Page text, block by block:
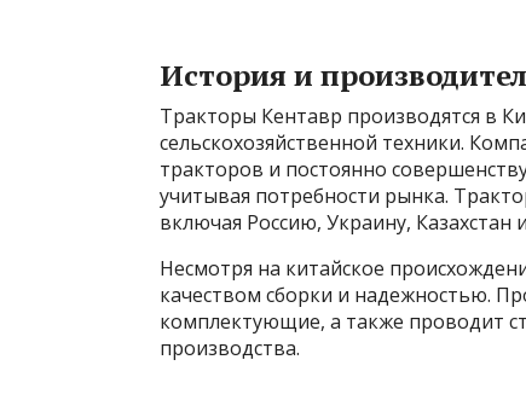
История и
Тракторы Кентавр производятся в
сельскохозяйственной техники.
тракторов и постоянно
учитывая потребности рынка.
включая Россию, Украину, Казахстан
Несмотря на китайское
качеством сборки и надежностью.
комплектующие, а также проводит
производства.